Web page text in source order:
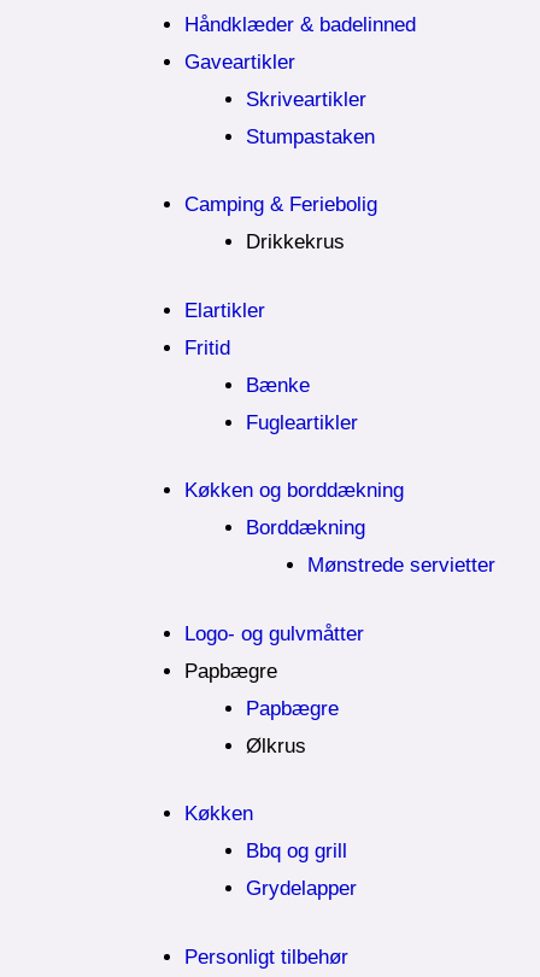
Håndklæder & badelinned
Gaveartikler
Skriveartikler
Stumpastaken
Camping & Feriebolig
Drikkekrus
Elartikler
Fritid
Bænke
Fugleartikler
Køkken og borddækning
Borddækning
Mønstrede servietter
Logo- og gulvmåtter
Papbægre
Papbægre
Ølkrus
Køkken
Bbq og grill
Grydelapper
Personligt tilbehør